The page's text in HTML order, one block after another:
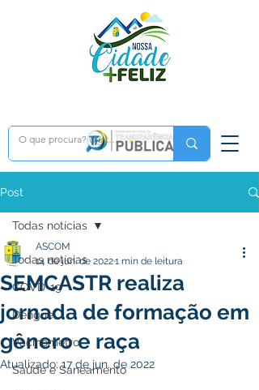
Post
Todas notícias
COVD-19
Dengue
Vacinômetro
Saúde e Saneamento
Todas notícias
SEMCASTR realiza
jornada de formação em
gênero e raça
ASCOM
14 de jun. de 20221 min de leitura
Atualizado:17 de jun. de 2022